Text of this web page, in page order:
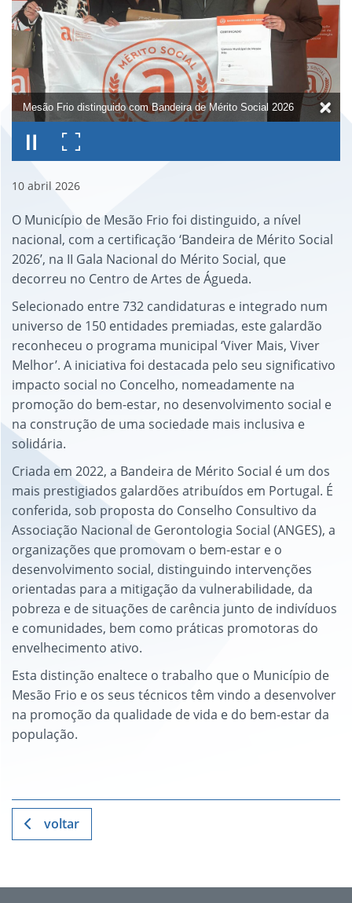
Mesão Frio distinguido com Bandeira de Mérito Social 2026
10 abril 2026
O Município de Mesão Frio foi distinguido, a nível
nacional, com a certificação ‘Bandeira de Mérito Social
2026’, na II Gala Nacional do Mérito Social, que
decorreu no Centro de Artes de Águeda.
Selecionado entre 732 candidaturas e integrado num
universo de 150 entidades premiadas, este galardão
reconheceu o programa municipal ‘Viver Mais, Viver
Melhor’. A iniciativa foi destacada pelo seu significativo
impacto social no Concelho, nomeadamente na
promoção do bem-estar, no desenvolvimento social e
na construção de uma sociedade mais inclusiva e
solidária.
Criada em 2022, a Bandeira de Mérito Social é um dos
mais prestigiados galardões atribuídos em Portugal. É
conferida, sob proposta do Conselho Consultivo da
Associação Nacional de Gerontologia Social (ANGES), a
organizações que promovam o bem-estar e o
desenvolvimento social, distinguindo intervenções
orientadas para a mitigação da vulnerabilidade, da
pobreza e de situações de carência junto de indivíduos
e comunidades, bem como práticas promotoras do
envelhecimento ativo.
Esta distinção enaltece o trabalho que o Município de
Mesão Frio e os seus técnicos têm vindo a desenvolver
na promoção da qualidade de vida e do bem-estar da
população.
voltar